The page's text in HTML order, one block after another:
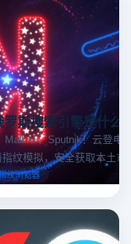
斯搜索引擎是什么
、Sputnik！云登电
纹模拟，安全获取本土市
纹浏览器